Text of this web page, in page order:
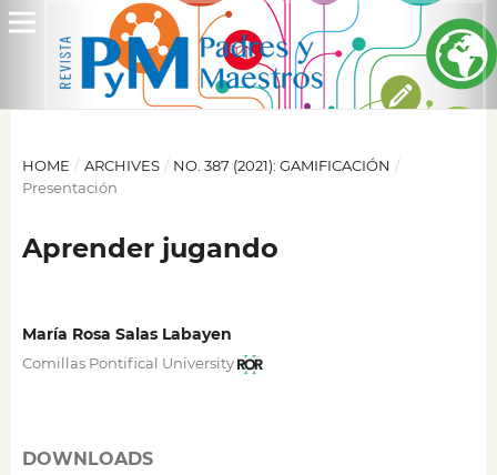
HOME / ARCHIVES / NO. 387 (2021): GAMIFICACIÓN /
Presentación
Aprender jugando
María Rosa Salas Labayen
Comillas Pontifical University
DOWNLOADS